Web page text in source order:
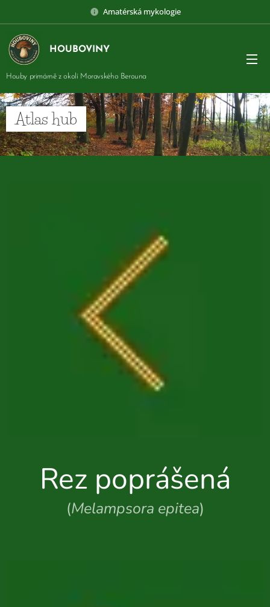
Amatérská mykologie
HOUBOVINY
Houby primárně z okolí Moravského Berouna
Atlas hub
Rez poprášená
(Melampsora epitea)